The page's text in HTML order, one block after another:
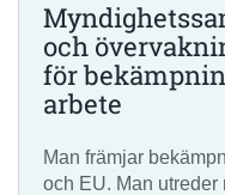
och
för
arbete
Man främjar
och EU. Man